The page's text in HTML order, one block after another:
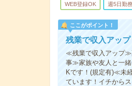
WEB登録OK 週5日勤
ここがポイント！
残業で収入アップ
≪残業で収入アップ≫
事≫家族や友人と一
Kです！(規定有)≪未
ています！イチから